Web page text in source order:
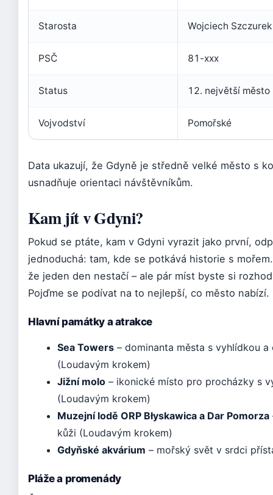
Starosta Wojciech Szczurek
PSČ 81-xxx
Status 12. největší město
Vojvodství Pomořské
Data ukazují, že Gdyně je středně velké město s
usnadňuje orientaci návštěvníkům.
Kam jít v Gdyni?
Pokud se ptáte, kam v Gdyni vyrazit jako první,
jednoduchá: tam, kde se potkává historie s
že jeden den nestačí – ale pár míst byste si
Pojďme se podívat na to nejlepší, co město nabízí.
Hlavní památky a atrakce
Sea Towers – dominanta města s vyhlídkou
(Loudavým krokem)
Jižní molo – ikonické místo pro procházky s
(Loudavým krokem)
Muzejní lodě ORP Błyskawica a Dar Pomorza
kůži (Loudavým krokem)
Gdyňské akvárium – mořský svět v srdci
Pláže a promenády